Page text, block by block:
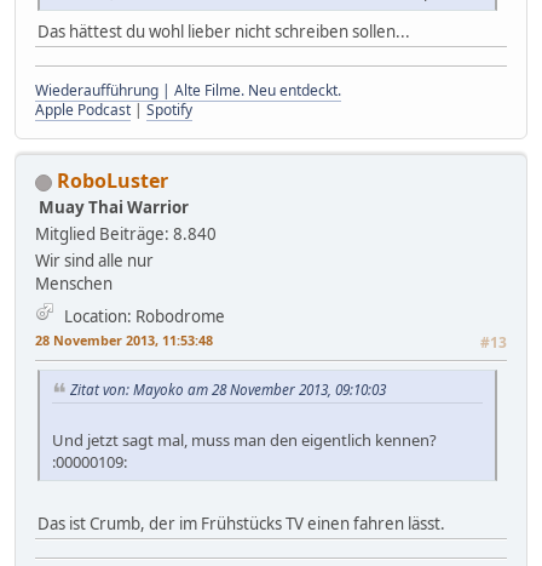
Das hättest du wohl lieber nicht schreiben sollen...
Wiederaufführung | Alte Filme. Neu entdeckt.
Apple Podcast | Spotify
RoboLuster
Muay Thai Warrior
Mitglied Beiträge: 8.840
Wir sind alle nur
Menschen
Location: Robodrome
28 November 2013, 11:53:48 #13
Zitat von: Mayoko am 28 November 2013, 09:10:03
Und jetzt sagt mal, muss man den eigentlich kennen?
:00000109:
Das ist Crumb, der im Frühstücks TV einen fahren lässt.